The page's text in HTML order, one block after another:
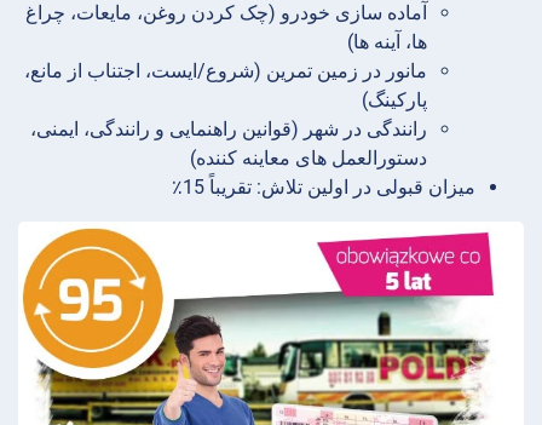
آماده سازی خودرو (چک کردن روغن، مایعات، چراغ
ها، آینه ها)
مانور در زمین تمرین (شروع/ایست، اجتناب از مانع،
پارکینگ)
رانندگی در شهر (قوانین راهنمایی و رانندگی، ایمنی،
دستورالعمل های معاینه کننده)
میزان قبولی در اولین تلاش: تقریباً 15٪